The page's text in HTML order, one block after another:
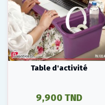
Table d'activité
9,900 TND